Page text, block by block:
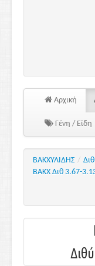
Αρχική
Γένη / Είδη
ΒΑΚΧΥΛΙΔΗΣ /
ΒΑΚΧ Διθ 3.67-